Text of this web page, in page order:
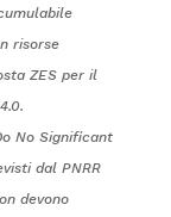
risorse
ZES per il
No Significant
dal PNRR
devono